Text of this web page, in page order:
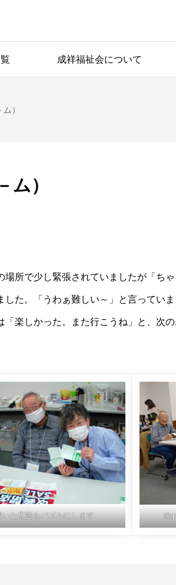
成祥福祉会について
）
ム）
所で少し緊張されていましたが「ち
た。「うわぁ難しい～」と言ってい
楽しかった。また行こうね」と、次
いた広告をパズルにします 淹